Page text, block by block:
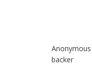
Anonymous
backer